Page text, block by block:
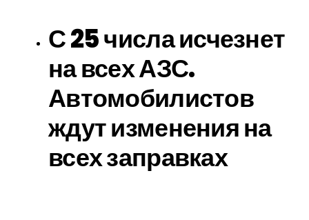
С 25 числа исчезнет
на всех АЗС.
Автомобилистов
ждут изменения на
всех заправках